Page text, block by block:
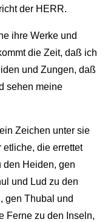
der HERR.
ihre Werke und
die Zeit, daß ich
und Zungen, daß
sehen meine
Zeichen unter sie
etliche, die errettet
den Heiden, gen
und Lud zu den
gen Thubal und
Ferne zu den Inseln,